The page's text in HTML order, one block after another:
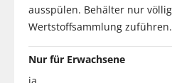
ausspülen. Behälter nur
Wertstoffsammlung zuführen.
Nur für Erwachsene
ja